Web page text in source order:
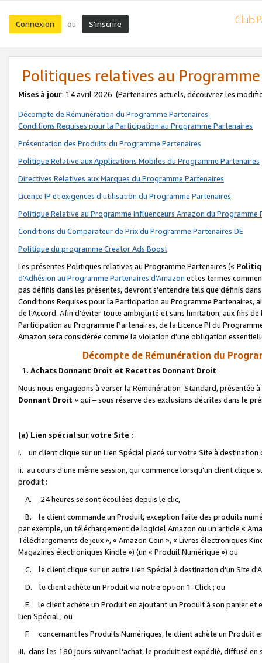
Connexion ou S’inscrire
Politiques relatives au
Mises à jour: 14 avril 2026 (Partenaires actuels, découvrez les
Décompte de Rémunération du Programme Partenaires
Conditions Requises pour la Participation au Programme Partenaires
Présentation des Produits du Programme Partenaires
Politique Relative aux Applications Mobiles du Programme Partenaires
Directives Relatives aux Marques du Programme Partenaires
Licence IP et exigences d'utilisation du Programme Partenaires
Politique Relative au Programme Influenceurs Amazon du Programme
Conditions du Comparateur de Prix du Programme Partenaires DE
Politique du programme Creator Ads Boost
Les présentes Politiques relatives au Programme Partenaires («
d’Adhésion au Programme Partenaires d'Amazon et les termes
pas définis dans les présentes, devront s'entendre tels que définis
Conditions Requises pour la Participation au Programme Partenaires,
de l'Accord. Afin d’éviter toute ambiguïté et sans limitation, aux fins
Participation au Programme Partenaires, de la Licence PI du
Amazon sera considérée comme la violation d’une obligation
Décompte de Rémunération du
1. Achats Donnant Droit et Recettes Donnant Droit
Nous nous engageons à verser la Rémunération Standard, présentée
Donnant Droit » qui – sous réserve des exclusions décrites dans le
(a) Lien spécial sur votre Site :
i. un client clique sur un Lien Spécial placé sur votre Site à destination
ii. au cours d'une même session, qui commence lorsqu'un client
produit :
A. 24 heures se sont écoulées depuis le clic,
B. le client commande un Produit, exception faite des produits
par exemple, un téléchargement de logiciel Amazon ou un article «
Téléchargements de jeux », « Amazon Coin », « Livres électroniques
Magazines électroniques Kindle ») (un « Produit Numérique ») ou
C. le client clique sur un autre Lien Spécial à destination d'un Site
D. le client achète un Produit via notre option 1-Click ; ou
E. le client achète un Produit en ajoutant un Produit à son panier et
Lien Spécial ; ou
F. concernant les Produits Numériques, le client achète un Produit
iii. dans les 180 jours suivant l'achat, le produit est expédié, diffusé